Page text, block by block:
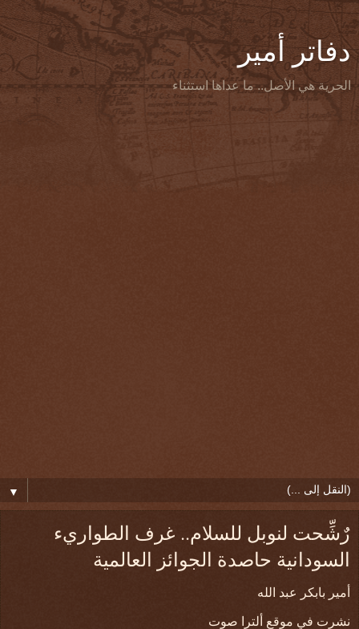
دفاتر أمير
الحرية هي الأصل.. ما عداها استثناء
▼
رٌشِّحت لنوبل للسلام.. غرف الطواريء
السودانية حاصدة الجوائز العالمية
أمير بابكر عبد الله
نشرت في موقع ألترا صوت